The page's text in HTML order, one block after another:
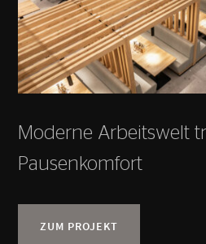
Moderne Arbeitswelt
Pausenkomfort
ZUM PROJEKT